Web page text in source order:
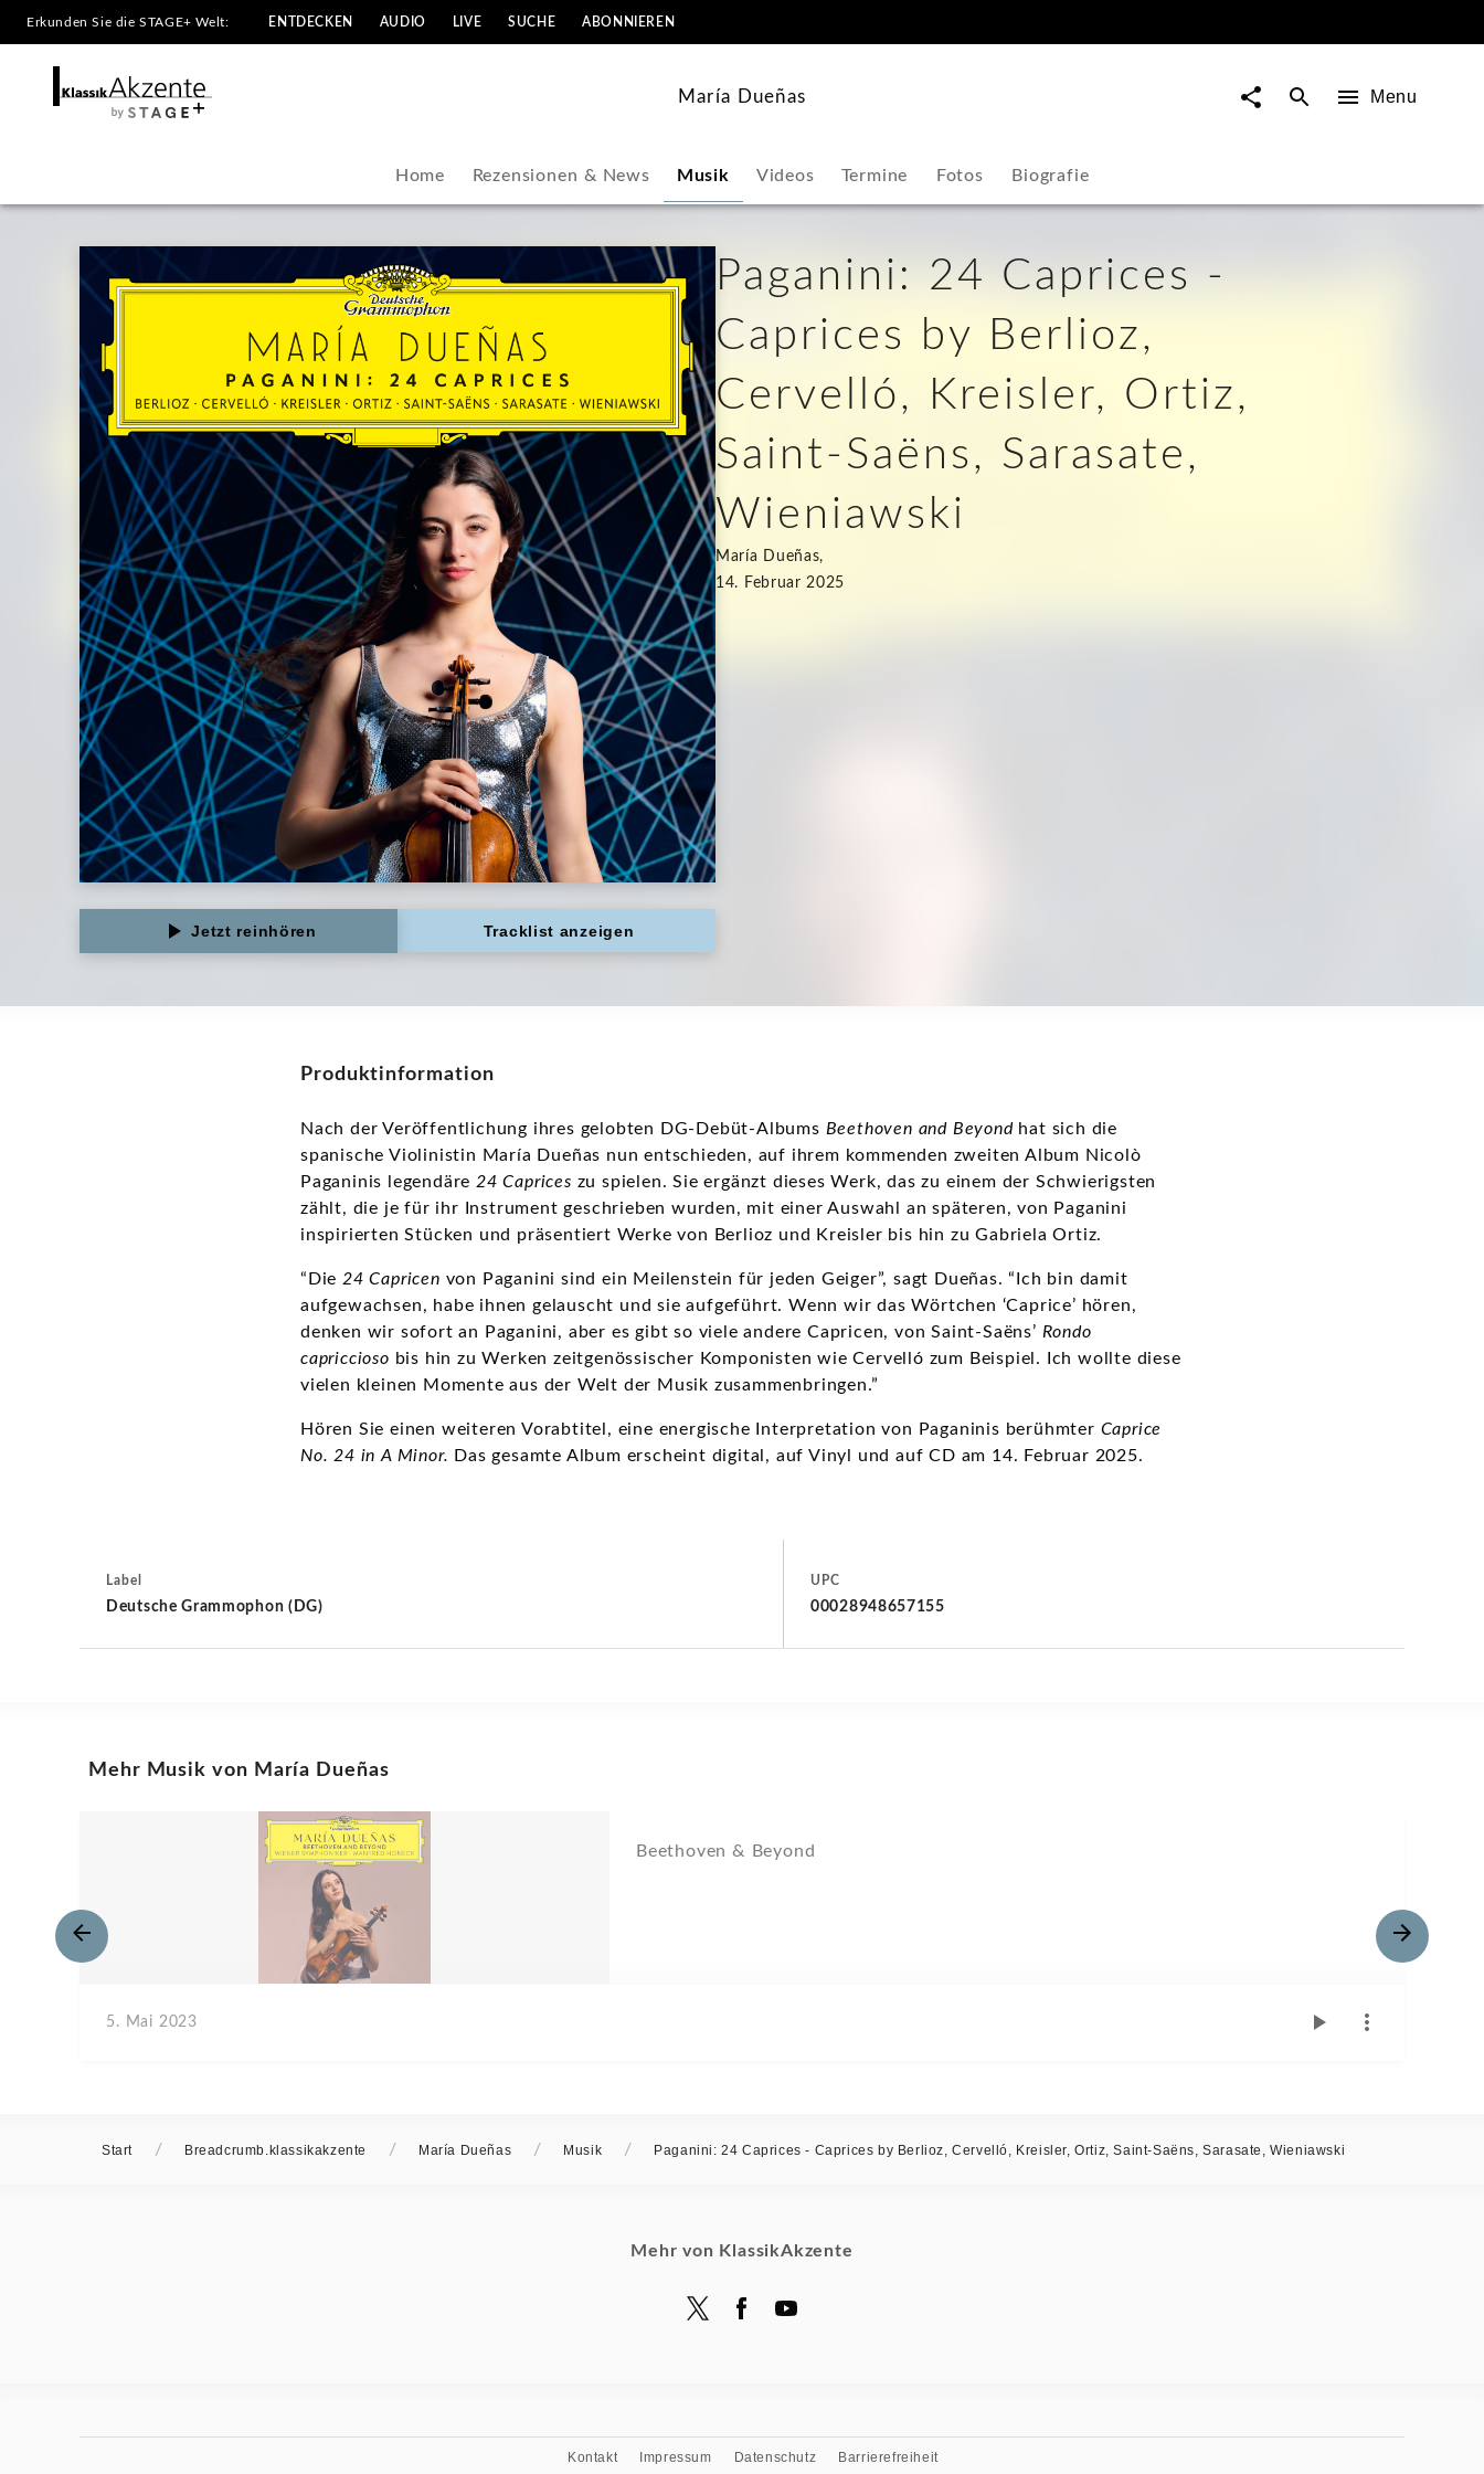
María
Dueñas
KlassikAkzente
STAGE+
Erkunden Sie die STAGE+ Welt: ENTDECKEN AUDIO LIVE SUCHE ABONNIEREN
María Dueñas Menu
Home Rezensionen & News Musik Videos Termine Fotos Biografie
Jetzt reinhören Tracklist anzeigen
Paganini: 24 Caprices -
Caprices by Berlioz,
Cervelló, Kreisler, Ortiz,
Saint-Saëns, Sarasate,
Wieniawski
María Dueñas,
14. Februar 2025
Produktinformation
Nach der Veröffentlichung ihres gelobten DG-Debüt-Albums Beethoven and Beyondhat sich die
spanische Violinistin María Dueñas nun entschieden, auf ihrem kommenden zweiten Album Nicolò
Paganinis legendäre 24 Caprices zu spielen. Sie ergänzt dieses Werk, das zu einem der Schwierigsten
zählt, die je für ihr Instrument geschrieben wurden, mit einer Auswahl an späteren, von Paganini
inspirierten Stücken und präsentiert Werke von Berlioz und Kreisler bis hin zu Gabriela Ortiz.
“Die 24 Capricen von Paganini sind ein Meilenstein für jeden Geiger”, sagt Dueñas. “Ich bin damit
aufgewachsen, habe ihnen gelauscht und sie aufgeführt. Wenn wir das Wörtchen ‘Caprice’ hören,
denken wir sofort an Paganini, aber es gibt so viele andere Capricen, von Saint-Saëns’ Rondo
capriccioso bis hin zu Werken zeitgenössischer Komponisten wie Cervelló zum Beispiel. Ich wollte diese
vielen kleinen Momente aus der Welt der Musik zusammenbringen.”
Hören Sie einen weiteren Vorabtitel, eine energische Interpretation von Paganinis berühmter Caprice
No. 24 in A Minor. Das gesamte Album erscheint digital, auf Vinyl und auf CD am 14. Februar 2025.
Label
Deutsche Grammophon (DG)
UPC
00028948657155
Mehr Musik von María Dueñas
Beethoven & Beyond
5. Mai 2023
Start / Breadcrumb.klassikakzente / María Dueñas / Musik / Paganini: 24 Caprices - Caprices by Berlioz, Cervelló, Kreisler, Ortiz, Saint-Saëns, Sarasate, Wieniawski
Mehr von KlassikAkzente
Kontakt Impressum Datenschutz Barrierefreiheit